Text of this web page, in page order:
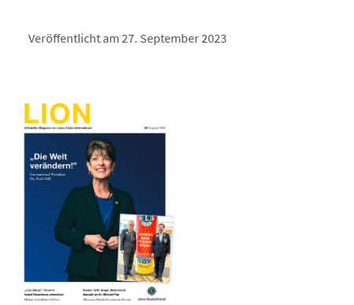
Veröffentlicht am 27. September 2023